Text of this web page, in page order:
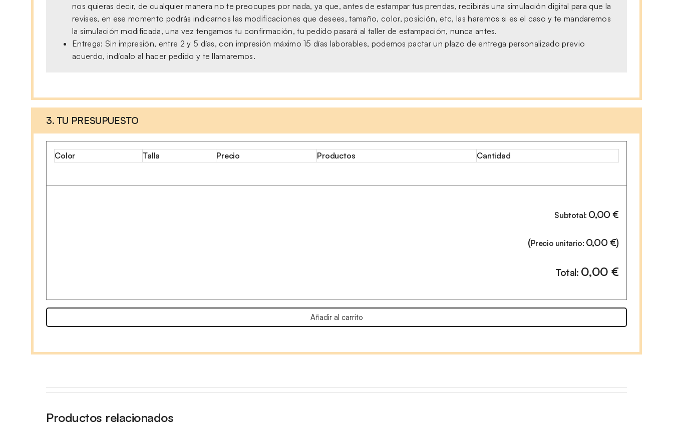
nos quieras decir, de cualquier manera no te preocupes por nada, ya que, antes de estampar tus prendas, recibirás una simulación digital para que la
revises, en ese momento podrás indicarnos las modificaciones que desees, tamaño, color, posición, etc, las haremos si es el caso y te mandaremos
la simulación modificada, una vez tengamos tu confirmación, tu pedido pasará al taller de estampación, nunca antes.
Entrega: Sin impresión, entre 2 y 5 días, con impresión máximo 15 días laborables, podemos pactar un plazo de entrega personalizado previo
acuerdo, indícalo al hacer pedido y te llamaremos.
3. TU PRESUPUESTO
Color Talla Precio Productos Cantidad
Subtotal: 0,00€
(Precio unitario: 0,00€)
Total: 0,00€
Añadir al carrito
Productos relacionados